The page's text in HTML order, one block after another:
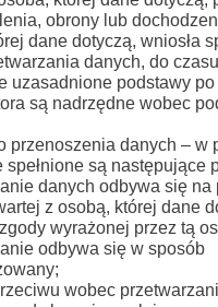
obrony lub
dane dotyczą, wniosła
danych, do
uzasadnione podstawy
są nadrzędne wobec
przenoszenia danych – w
spełnione są następujące
danych odbywa się na
z osobą, której dane
wyrażonej przez tą
odbywa się w sposób
wobec